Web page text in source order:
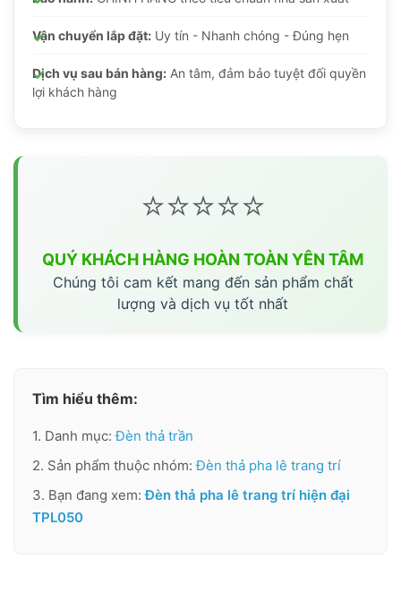
Vận chuyển lắp đặt: Uy tín - Nhanh chóng - Đúng hẹn
Dịch vụ sau bán hàng: An tâm, đảm bảo tuyệt đối quyền
lợi khách hàng
⭐⭐⭐⭐⭐
QUÝ KHÁCH HÀNG HOÀN TOÀN YÊN TÂM
Chúng tôi cam kết mang đến sản phẩm chất
lượng và dịch vụ tốt nhất
Tìm hiểu thêm:
1. Danh mục:Đèn thả trần
2. Sản phẩm thuộc nhóm:Đèn thả pha lê trang trí
3. Bạn đang xem:Đèn thả pha lê trang trí hiện đại
TPL050